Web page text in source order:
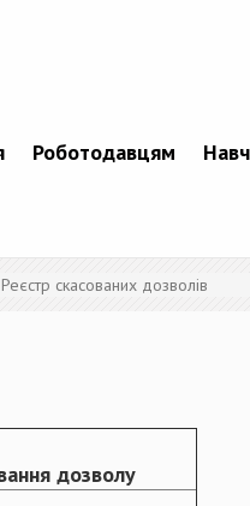
Роботодавцям
Реєстр скасованих дозволів
дозволу